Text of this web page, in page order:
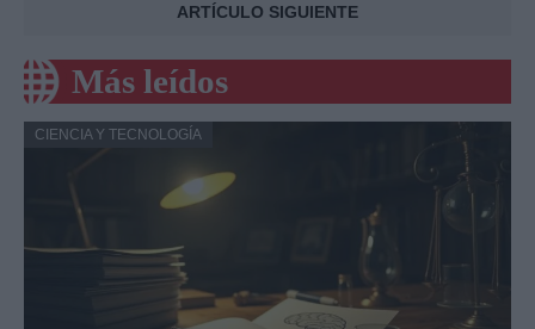
ARTÍCULO SIGUIENTE
Más leídos
CIENCIA Y TECNOLOGÍA